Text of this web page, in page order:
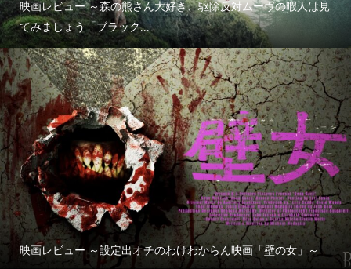
映画レビュー ～森の熊さん大好き、駆除反対ムーヴの暇人は見
てみましょう「ブラック...
映画レビュー ～設定出オチのわけわからん映画「壁の女」～